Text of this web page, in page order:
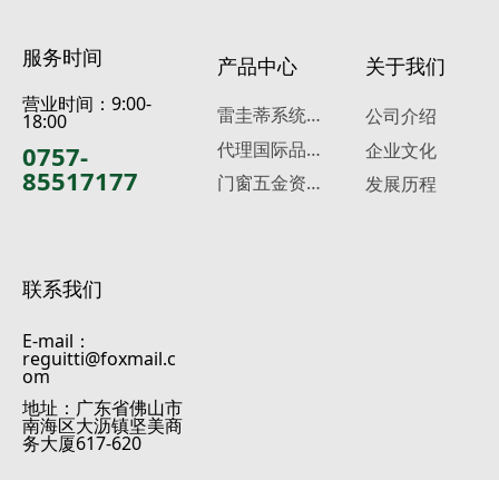
服务时间
营业时间：9:00-
18:00
0757-
85517177
E-mail：
reguitti@foxmail.c
om
地址：广东省佛山市
南海区大沥镇坚美商
务大厦617-620
联系我们
雷
圭蒂系统门窗五金
代
理国际品牌五金
门
窗五金资料下载
产品中心
公司介绍
企业文化
发展历程
关于我们